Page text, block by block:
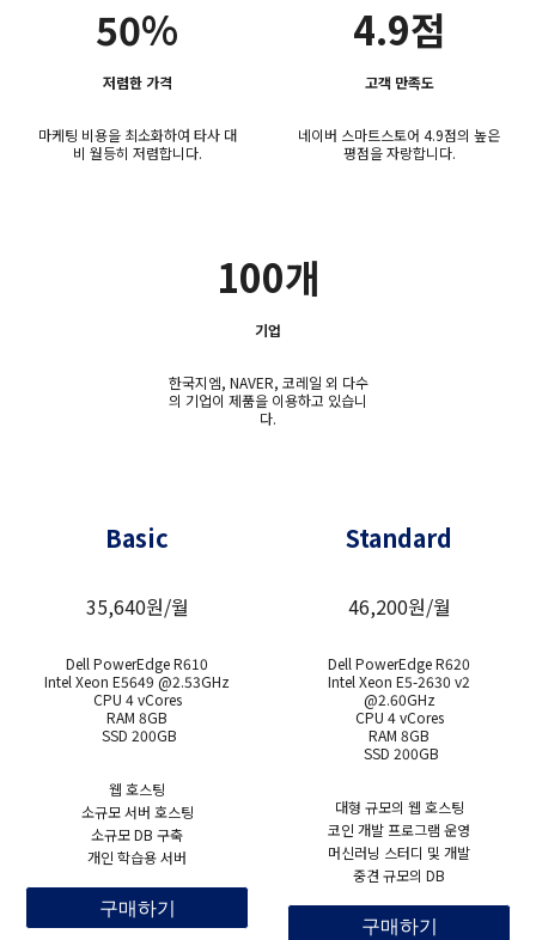
50%
저렴한 가격
마케팅 비용을 최소화하여 타사 대
비 월등히 저렴합니다.
4.9점
고객 만족도
네이버 스마트스토어 4.9점의 높은
평점을 자랑합니다.
100개
기업
한국지엠, NAVER, 코레일 외 다수
의 기업이 제품을 이용하고 있습니
다.
Basic
35,640원/월
Dell PowerEdge R610
Intel Xeon E5649 @2.53GHz
CPU 4 vCores
RAM 8GB
SSD 200GB
웹 호스팅
소규모 서버 호스팅
소규모 DB 구축
개인 학습용 서버
구매하기
Standard
46,200원/월
Dell PowerEdge R620
Intel Xeon E5-2630 v2
@2.60GHz
CPU 4 vCores
RAM 8GB
SSD 200GB
대형 규모의 웹 호스팅
코인 개발 프로그램 운영
머신러닝 스터디 및 개발
중견 규모의 DB
구매하기